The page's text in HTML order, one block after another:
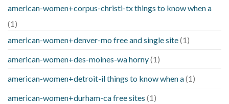
american-women+corpus-christi-tx things to know when a
(1)
american-women+denver-mo free and single site(1)
american-women+des-moines-wa horny(1)
american-women+detroit-il things to know when a(1)
american-women+durham-ca free sites (1)